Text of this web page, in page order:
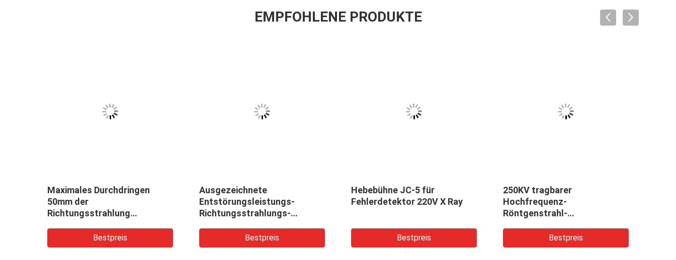
EMPFOHLENE PRODUKTE
Maximales Durchdringen
50mm der
Richtungsstrahlung
Röntgenstrahlfehlerdetektorglasröntgenröhre
Bestpreis
Ausgezeichnete
Entstörungsleistungs-
Richtungsstrahlungs-
Detektor XXG-2505 250kv
Bestpreis
Hebebühne JC-5 für
Fehlerdetektor 220V X Ray
Bestpreis
250KV tragbarer
Hochfrequenz-
Röntgenstrahl-
DurchdringungBestpreis